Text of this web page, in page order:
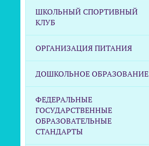
ШКОЛЬНЫЙ СПОРТИВНЫЙ
КЛУБ
ОРГАНИЗАЦИЯ ПИТАНИЯ
ДОШКОЛЬНОЕ ОБРАЗОВАНИЕ
ФЕДЕРАЛЬНЫЕ
ГОСУДАРСТВЕННЫЕ
ОБРАЗОВАТЕЛЬНЫЕ
СТАНДАРТЫ